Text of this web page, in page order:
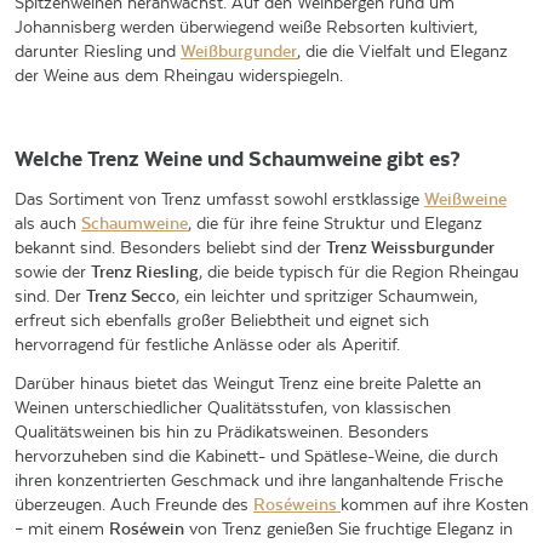
Johannisberg werden überwiegend weiße Rebsorten kultiviert,
darunter Riesling und Weißburgunder, die die Vielfalt und Eleganz
der Weine aus dem Rheingau widerspiegeln.
Welche Trenz Weine und Schaumweine gibt es?
Das Sortiment von Trenz umfasst sowohl erstklassige Weißweine
als auch Schaumweine, die für ihre feine Struktur und Eleganz
bekannt sind. Besonders beliebt sind der Trenz Weissburgunder
sowie der Trenz Riesling, die beide typisch für die Region Rheingau
sind. Der Trenz Secco, ein leichter und spritziger Schaumwein,
erfreut sich ebenfalls großer Beliebtheit und eignet sich
hervorragend für festliche Anlässe oder als Aperitif.
Darüber hinaus bietet das Weingut Trenz eine breite Palette an
Weinen unterschiedlicher Qualitätsstufen, von klassischen
Qualitätsweinen bis hin zu Prädikatsweinen. Besonders
hervorzuheben sind die Kabinett- und Spätlese-Weine, die durch
ihren konzentrierten Geschmack und ihre langanhaltende Frische
überzeugen. Auch Freunde des Roséweins kommen auf ihre Kosten
– mit einem Roséwein von Trenz genießen Sie fruchtige Eleganz in